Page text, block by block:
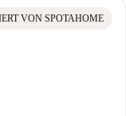
VON SPOTAHOME